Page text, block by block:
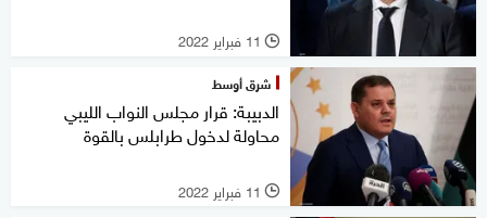
l 11 فبراير 2022
شرق أوسط
الدبيبة: قرار مجلس النواب الليبي
محاولة لدخول طرابلس بالقوة
l 11 فبراير 2022